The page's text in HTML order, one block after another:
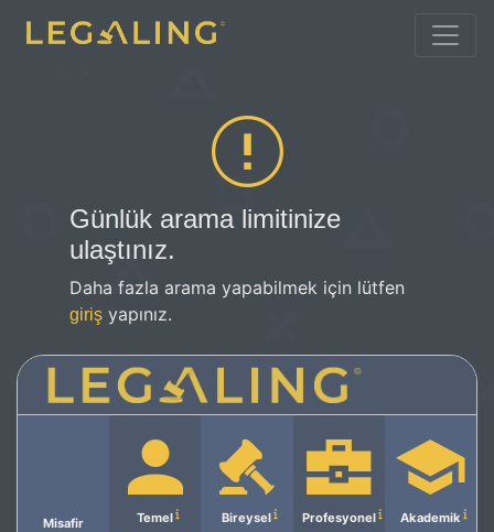
Günlük arama limitinize
ulaştınız.
Daha fazla arama yapabilmek için lütfen
giriş yapınız.
Misafir Temel Bireysel Profesyonel Akademik